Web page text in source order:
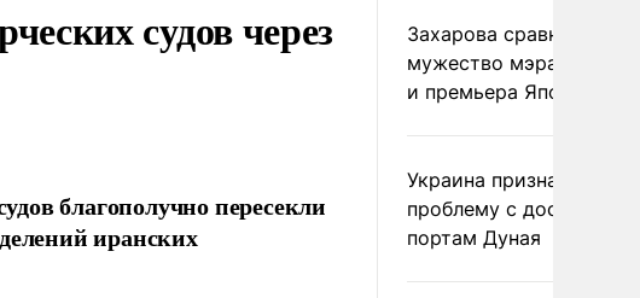
судов через
благополучно пересекли
иранских
Захарова сравнила
мужество мэра
и премьера Японии
Украина признала
проблему с доступом к
портам Дуная